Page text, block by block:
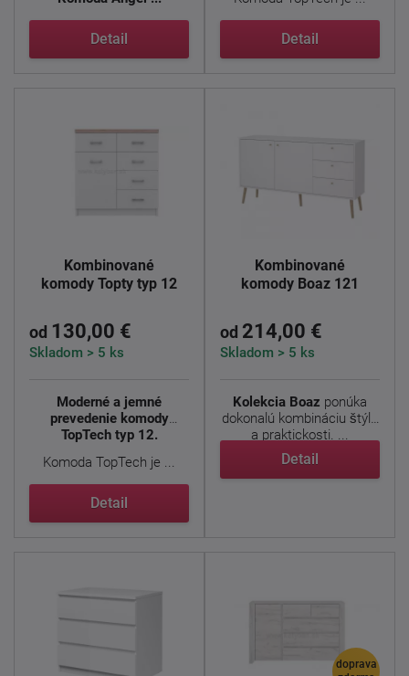
Detail Detail
Kombinované
komody Topty typ 12
od 130,00 €
Skladom > 5 ks
Moderné a jemné
prevedenie komody
TopTech typ 12.
Komoda TopTech je ...
Detail
Kombinované
komody Boaz 121
od 214,00 €
Skladom > 5 ks
Kolekcia Boaz ponúka
dokonalú kombináciu štýlu
a praktickosti. ...
Detail
doprava